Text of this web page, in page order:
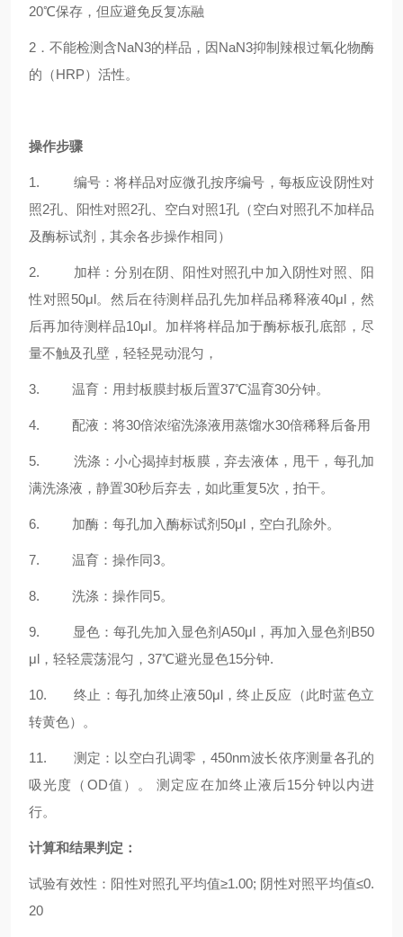
20℃保存，但应避免反复冻融
2．不能检测含NaN3的样品，因NaN3抑制辣根过氧化物酶
的（HRP）活性。
操作步骤
1. 编号：将样品对应微孔按序编号，每板应设阴性对
照2孔、阳性对照2孔、空白对照1孔（空白对照孔不加样品
及酶标试剂，其余各步操作相同）
2. 加样：分别在阴、阳性对照孔中加入阴性对照、阳
性对照50μl。然后在待测样品孔先加样品稀释液40μl，然
后再加待测样品10μl。加样将样品加于酶标板孔底部，尽
量不触及孔壁，轻轻晃动混匀，
3. 温育：用封板膜封板后置37℃温育30分钟。
4. 配液：将30倍浓缩洗涤液用蒸馏水30倍稀释后备用
5. 洗涤：小心揭掉封板膜，弃去液体，甩干，每孔加
满洗涤液，静置30秒后弃去，如此重复5次，拍干。
6. 加酶：每孔加入酶标试剂50μl，空白孔除外。
7. 温育：操作同3。
8. 洗涤：操作同5。
9. 显色：每孔先加入显色剂A50μl，再加入显色剂B50
μl，轻轻震荡混匀，37℃避光显色15分钟.
10. 终止：每孔加终止液50μl，终止反应（此时蓝色立
转黄色）。
11. 测定：以空白孔调零，450nm波长依序测量各孔的
吸光度（OD值）。 测定应在加终止液后15分钟以内进
行。
计算和结果判定：
试验有效性：阳性对照孔平均值≥1.00; 阴性对照平均值≤0.
20